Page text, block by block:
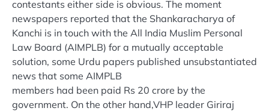
contestants either side is obvious. The moment
newspapers reported that the Shankaracharya of
Kanchi is in touch with the All India Muslim Personal
Law Board (AIMPLB) for a mutually acceptable
solution, some Urdu papers published unsubstantiated
news that some AIMPLB
members had been paid Rs 20 crore by the
government. On the other hand,VHP leader Giriraj